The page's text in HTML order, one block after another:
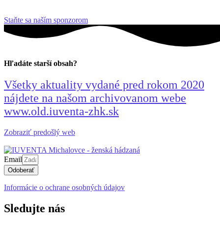
Staňte sa naším sponzorom
Hľadáte starší obsah?
Všetky aktuality vydané pred rokom 2020
nájdete na našom archivovanom webe
www.old.iuventa-zhk.sk
Zobraziť predošlý web
Email
Odoberať
Informácie o ochrane osobných údajov
Sledujte nás